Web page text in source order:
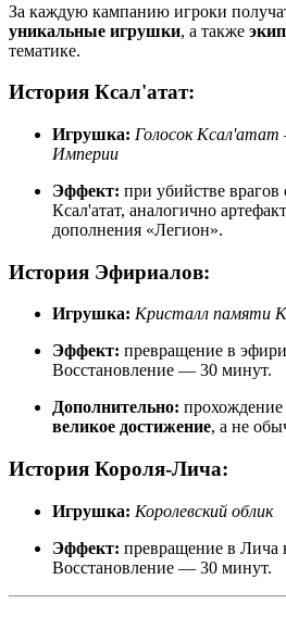
За каждую кампанию игроки
уникальные игрушки, а также
тематике.
История Ксал'атат:
Игрушка: Голосок
Империи
Эффект: при убийстве
Ксал'атат, аналогично
дополнения «Легион».
История Эфириалов:
Игрушка: Кристалл памяти
Эффект: превращение в
Восстановление — 30 минут.
Дополнительно:
великое достижение, а не
История Короля-Лича:
Игрушка: Королевский облик
Эффект: превращение в Лича
Восстановление — 30 минут.